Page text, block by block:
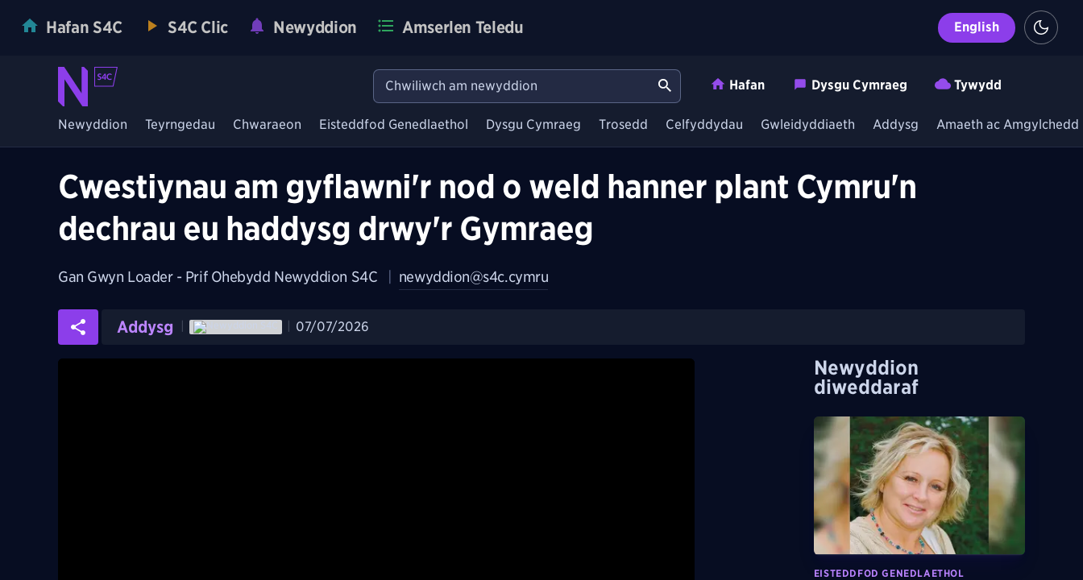
Hafan S4C S4C Clic Newyddion Amserlen Teledu English
Hafan Dysgu Cymraeg Tywydd
Newyddion Teyrngedau Chwaraeon Eisteddfod Genedlaethol Dysgu Cymraeg Trosedd Celfyddydau Gwleidyddiaeth Addysg Amaeth ac Amgylchedd
Cwestiynau am gyflawni'r nod o weld hanner plant Cymru'n
dechrau eu haddysg drwy'r Gymraeg
Gan Gwyn Loader - Prif Ohebydd Newyddion S4C newyddion@s4c.cymru
Addysg 07/07/2026
Newyddion
diweddaraf
EISTEDDFOD GENEDLAETHOL